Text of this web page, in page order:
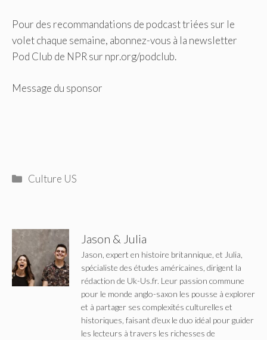
Pour des recommandations de podcast triées sur le
volet chaque semaine, abonnez-vous à la newsletter
Pod Club de NPR sur npr.org/podclub.
Message du sponsor
Catégories
Culture US
Jason & Julia
Jason, expert en histoire britannique, et Julia,
spécialiste des études américaines, dirigent la
rédaction de Uk-Us.fr. Leur passion commune
pour le monde anglo-saxon les pousse à explorer
et à partager ses complexités culturelles et
historiques, faisant d'eux le duo idéal pour guider
les lecteurs à travers les richesses de